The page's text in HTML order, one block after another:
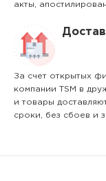
акты,
За счет открытых
компании TSM в
и товары
сроки, без сбоев и